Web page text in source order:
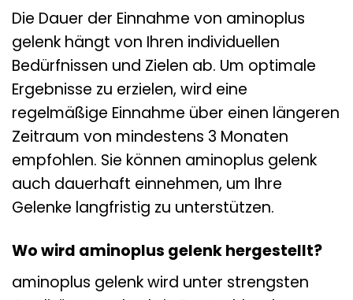
Die Dauer der Einnahme von aminoplus
gelenk hängt von Ihren individuellen
Bedürfnissen und Zielen ab. Um optimale
Ergebnisse zu erzielen, wird eine
regelmäßige Einnahme über einen längeren
Zeitraum von mindestens 3 Monaten
empfohlen. Sie können aminoplus gelenk
auch dauerhaft einnehmen, um Ihre
Gelenke langfristig zu unterstützen.
Wo wird aminoplus gelenk hergestellt?
aminoplus gelenk wird unter strengsten